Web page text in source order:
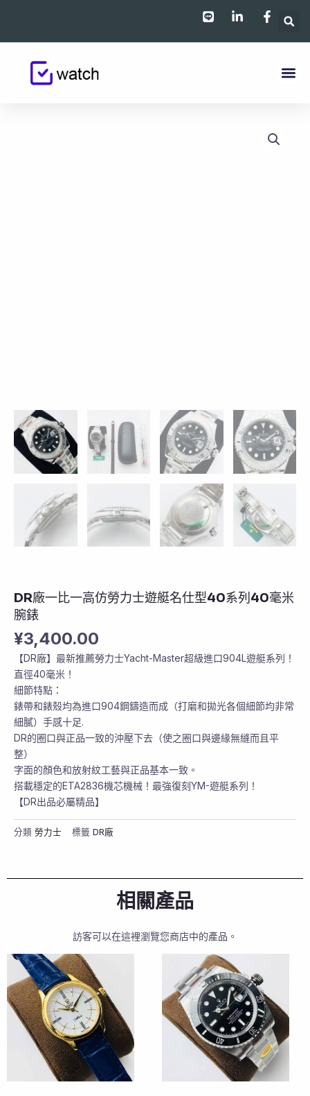
DR廠一比一高仿勞力士遊艇名仕型40系列40毫米
腕錶
¥3,400.00
【DR廠】最新推薦勞力士Yacht-Master超級進口904L遊艇系列！
直徑40毫米！
細節特點：
錶帶和錶殼均為進口904鋼鑄造而成（打磨和拋光各個細節均非常
細膩）手感十足.
DR的圈口與正品一致的沖壓下去（使之圈口與邊緣無縫而且平
整）
字面的顏色和放射紋工藝與正品基本一致。
搭載穩定的ETA2836機芯機械！最強復刻YM-遊艇系列！
【DR出品必屬精品】
分類 勞力士 標籤 DR廠
相關產品
訪客可以在這裡瀏覽您商店中的產品。